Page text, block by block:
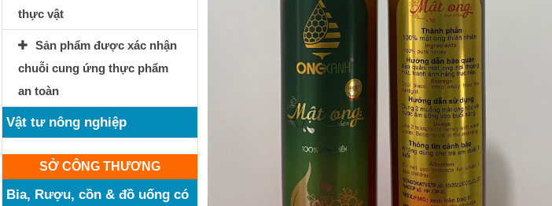
thực vật
Sản phẩm được xác nhận
chuỗi cung ứng thực phẩm
an toàn
Vật tư nông nghiệp
SỞ CÔNG THƯƠNG
Bia, Rượu, cồn & đồ uống có